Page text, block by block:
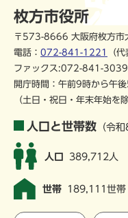
枚方市役所
〒573-8666 大阪府枚方市
電話： 072-841-1221
（
ファックス:072-841-3039
開庁時間：午前9時から午
（土日・祝日・年末年始を除
人口と世帯数 （令
人口 389,712人
世帯 189,111世帯